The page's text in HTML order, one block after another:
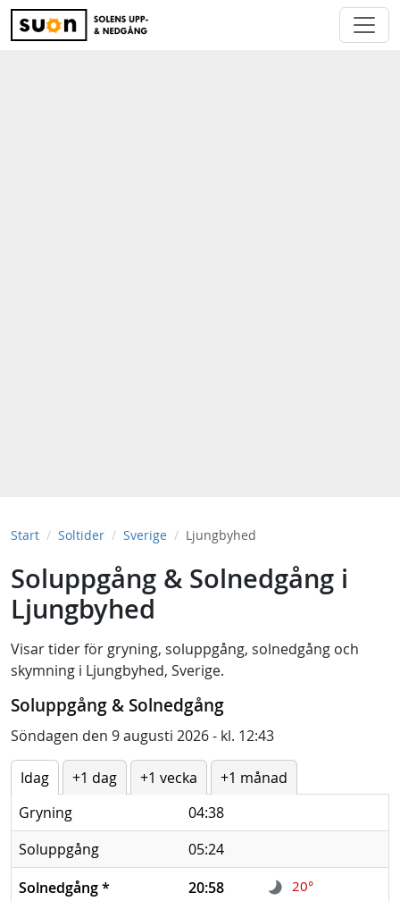
Start Soltider Sverige Ljungbyhed
Soluppgång & Solnedgång i
Ljungbyhed
Visar tider för gryning, soluppgång, solnedgång och
skymning i Ljungbyhed, Sverige.
Soluppgång & Solnedgång
Söndagen den 9 augusti 2026 - kl. 12:43
Idag +1 dag +1 vecka
+1 månad
Gryning
04:38
Soluppgång
05:24
Solnedgång* 20:58 20°